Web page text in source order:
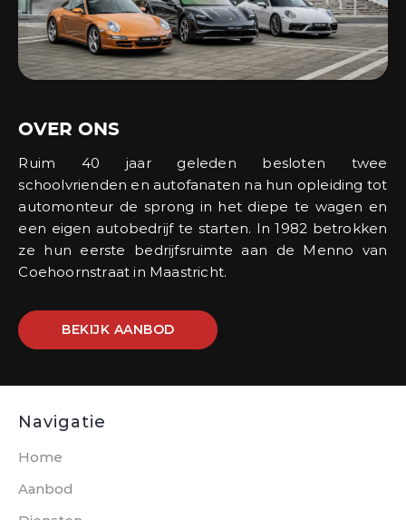
OVER ONS
Ruim 40 jaar geleden besloten twee
schoolvrienden en autofanaten na hun opleiding tot
automonteur de sprong in het diepe te wagen en
een eigen autobedrijf te starten. In 1982 betrokken
ze hun eerste bedrijfsruimte aan de Menno van
Coehoornstraat in Maastricht.
BEKIJK AANBOD
Navigatie
Home
Aanbod